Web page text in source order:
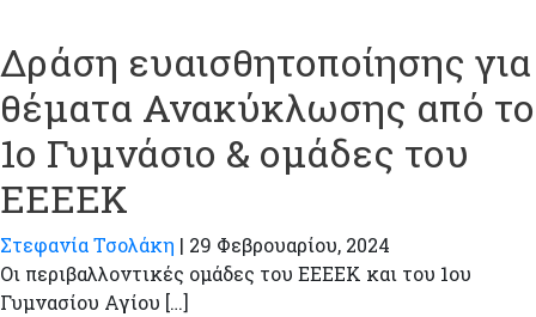
Δράση ευαισθητοποίησης για
θέματα Ανακύκλωσης από το
1ο Γυμνάσιο & ομάδες του
ΕΕΕΕΚ
Στεφανία Τσολάκη | 29 Φεβρουαρίου, 2024
Οι περιβαλλοντικές ομάδες του ΕΕΕΕΚ και του 1ου
Γυμνασίου Αγίου […]